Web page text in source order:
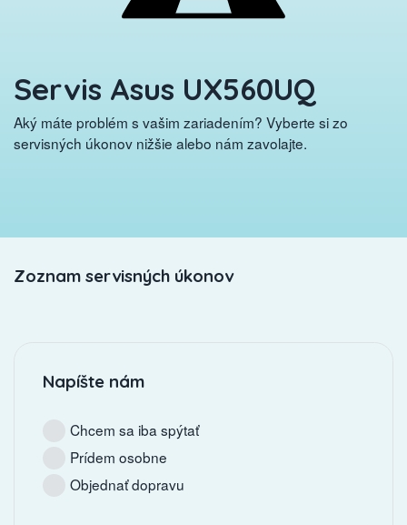
Servis Asus UX560UQ
Aký máte problém s vašim zariadením? Vyberte si zo
servisných úkonov nižšie alebo nám zavolajte.
Zoznam servisných úkonov
Napíšte nám
Chcem sa iba spýtať
Prídem osobne
Objednať dopravu